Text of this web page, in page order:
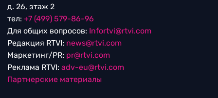
д. 26, этаж 2
тел: +7 (499) 579-86-96
Для общих вопросов: Infortvi@rtvi.com
Редакция RTVI: news@rtvi.com
Маркетинг/PR: pr@rtvi.com
Реклама RTVI: adv-eu@rtvi.com
Партнерские материалы